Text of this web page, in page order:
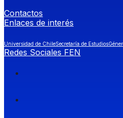
Contactos
Enlaces de interés
Universidad de ChileSecretaría de Estudios
Redes Sociales FEN